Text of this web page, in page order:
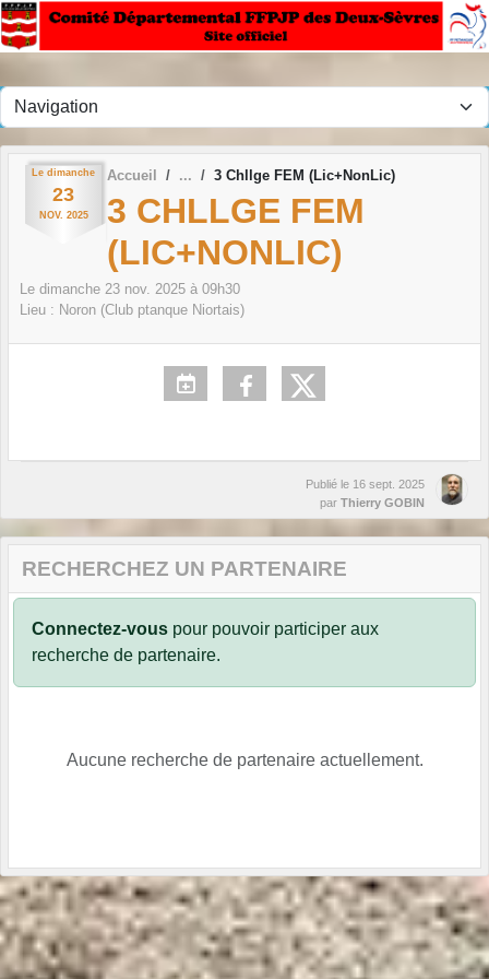
Le dimanche
23
NOV. 2025
Accueil 3 Chllge FEM (Lic+NonLic)
3 CHLLGE FEM
(LIC+NONLIC)
Le dimanche 23 nov. 2025 à 09h30
Lieu : Noron (Club ptanque Niortais)
Publié le 16 sept. 2025
par Thierry GOBIN
RECHERCHEZ UN PARTENAIRE
Connectez-vous pour pouvoir participer aux
recherche de partenaire.
Aucune recherche de partenaire actuellement.
Panneau de gestion des cookies